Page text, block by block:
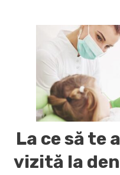
La ce să te
vizită la